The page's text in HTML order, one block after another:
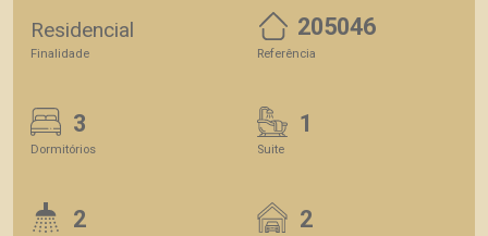
Residencial
Finalidade
205046
Referência
3
Dormitórios
1
Suite
2 2